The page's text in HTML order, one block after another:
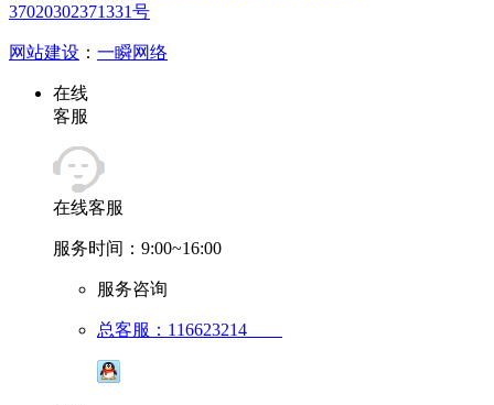
37020302371331号
网站建设 ： 一瞬网络
在线
客服
在线客服
服务时间：9:00~16:00
服务咨询
总客服：116623214